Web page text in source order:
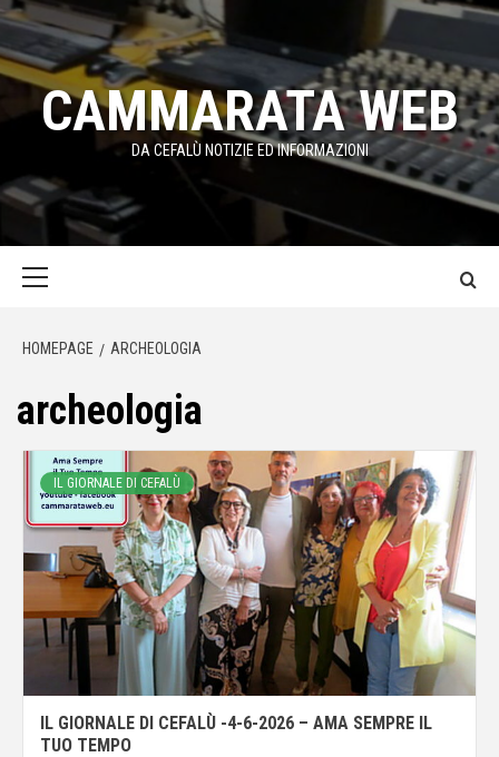
Passa
contenuto
CAMMARATA WEB
DA CEFALÙ NOTIZIE ED INFORMAZIONI
HOMEPAGE ARCHEOLOGIA
archeologia
IL GIORNALE DI CEFALÙ
IL GIORNALE DI CEFALÙ -4-6-2026 – AMA SEMPRE IL
TUO TEMPO